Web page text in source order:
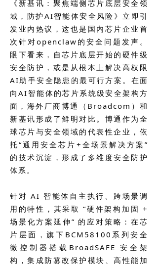
《新基讯：聚焦端侧芯片底层安全领
域，防护AI智能体安全风险》立即引
发业内热议，这也是国内芯片企业首
次针对openclaw的安全问题发声。
眼下看来，自芯片底层开始的硬件级
安全防护，或是从根本上解决高权限
AI助手安全隐患的最可行方案。在面
向AI智能体的芯片系统级安全架构方
面，海外厂商博通（Broadcom）和
新基讯形成了鲜明对比。博通作为全
球芯片与安全领域的代表性企业，依
托“通用安全芯片+全场景解决方案”
的技术沉淀，形成了多维度安全防护
体系。
针对 AI 智能体自主执行、跨场景调
用的特性，其采取 “硬件架构加固 +
场景化方案延伸” 的应对策略：在芯
片层面，旗下BCM58100系列安全
微控制器搭载BroadSAFE 安全架
构，集成防篡改保护模块、高性能加